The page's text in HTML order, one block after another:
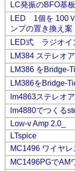
LC発振のBFO基板
LED 1個を 100
ンプの置き換え案
LED式 ラジオイ
LM384 ステレオ
LM386 をBridge-
LM386をBridge-
lm4863ステレオ
lm4880でつくる
Low-v Amp 2.0_
LTspice
MC1496 ワイヤレ
MC1496PGでAM